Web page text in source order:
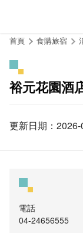
首頁 食購旅宿
裕元花園酒
更新日期：
電話
04-24656555